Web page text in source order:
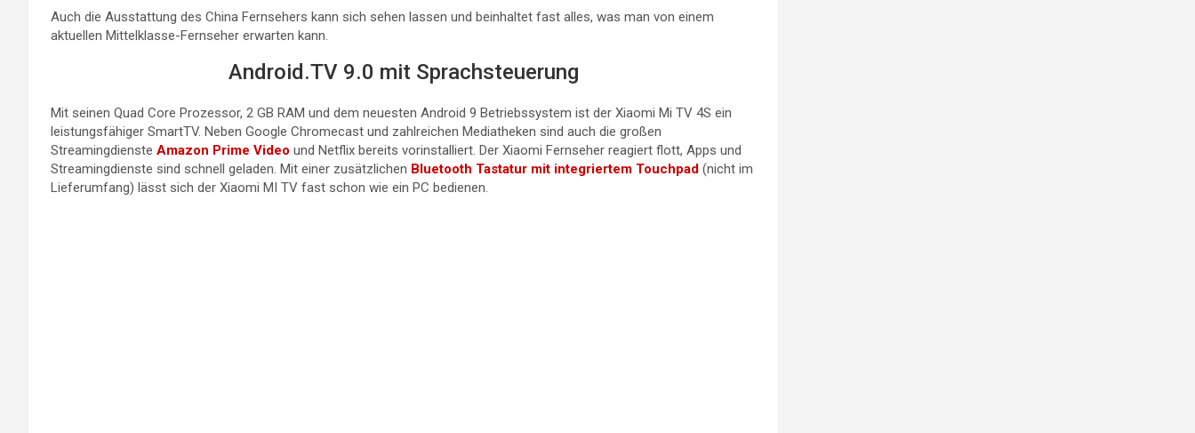
Auch die Ausstattung des China Fernsehers kann sich sehen lassen und beinhaltet fast alles, was man von einem
aktuellen Mittelklasse-Fernseher erwarten kann.
Android.TV 9.0 mit Sprachsteuerung
Mit seinen Quad Core Prozessor, 2 GB RAM und dem neuesten Android 9 Betriebssystem ist der Xiaomi Mi TV 4S ein
leistungsfähiger SmartTV. Neben Google Chromecast und zahlreichen Mediatheken sind auch die großen
Streamingdienste Amazon Prime Video und Netflix bereits vorinstalliert. Der Xiaomi Fernseher reagiert flott, Apps und
Streamingdienste sind schnell geladen. Mit einer zusätzlichen Bluetooth Tastatur mit integriertem Touchpad (nicht im
Lieferumfang) lässt sich der Xiaomi MI TV fast schon wie ein PC bedienen.